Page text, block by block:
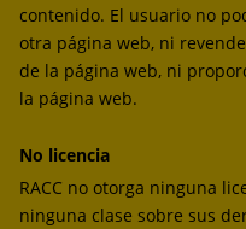
contenido. El usuario no
otra página web, ni
de la página web, ni
la página web.
No licencia
RACC no otorga ninguna
ninguna clase sobre sus